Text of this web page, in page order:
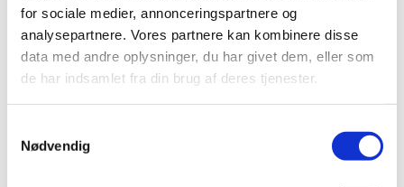
for sociale medier, annonceringspartnere og
analysepartnere. Vores partnere kan kombinere disse
data med andre oplysninger, du har givet dem, eller som
de har indsamlet fra din brug af deres tjenester.
Nødvendig
juni (11)
maj (11)
april (5)
marts (13)
februar (11)
2024 (224)